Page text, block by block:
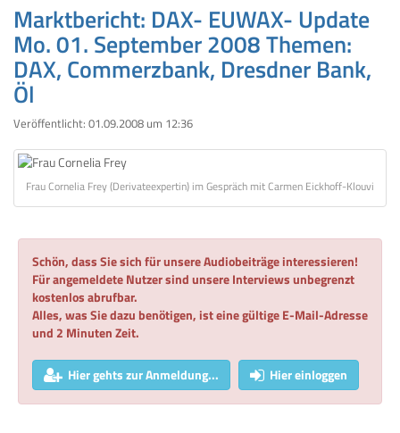
Marktbericht: DAX- EUWAX- Update
Mo. 01. September 2008 Themen:
DAX, Commerzbank, Dresdner Bank,
Öl
Veröffentlicht: 01.09.2008 um 12:36
Frau Cornelia Frey (Derivateexpertin) im Gespräch mit Carmen Eickhoff-Klouvi
Schön, dass Sie sich für unsere Audiobeiträge interessieren!
Für angemeldete Nutzer sind unsere Interviews unbegrenzt
kostenlos abrufbar.
Alles, was Sie dazu benötigen, ist eine gültige E-Mail-Adresse
und 2 Minuten Zeit.
Hier gehts zur Anmeldung... Hier einloggen